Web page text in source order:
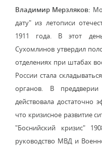
Владимир Мерзляков:
дату" из летописи
1911 года. В этот
Сухомлинов утвердил
отделениях при штабах
России стала
органов. В
действовала достаточно
что кризисное развитие
"Боснийский кризис"
руководство МВД и